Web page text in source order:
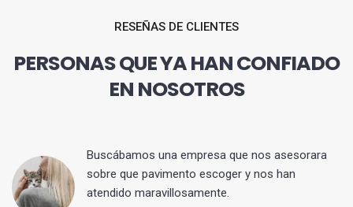
RESEÑAS DE CLIENTES
PERSONAS QUE YA HAN CONFIADO
EN NOSOTROS
Buscábamos una empresa que nos asesorara
sobre que pavimento escoger y nos han
atendido maravillosamente.